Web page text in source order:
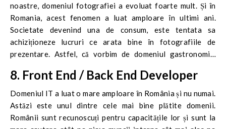
noastre, domeniul fotografiei a evoluat foarte mult. Și în
Romania, acest fenomen a luat amploare în ultimi ani.
Societate devenind una de consum, este tentata sa
achiziționeze lucruri ce arata bine în fotografiile de
prezentare. Astfel, că vorbim de domeniul gastronomic,
poze. De asemenea, evenimentele sunt prezentate
publicului larg tot prin intermediul unor imagini foto.
8. Front End / Back End Developer
Domeniul IT a luat o mare amploare în România și nu numai.
Astăzi este unul dintre cele mai bine plătite domenii.
Românii sunt recunoscuți pentru capacitățile lor și sunt la